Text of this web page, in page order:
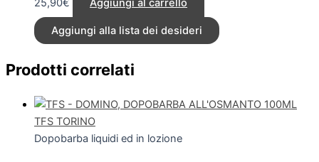
25,90€ Aggiungi al carrello
Aggiungi alla lista dei desideri
Prodotti correlati
TFS TORINO
Dopobarba liquidi ed in lozione